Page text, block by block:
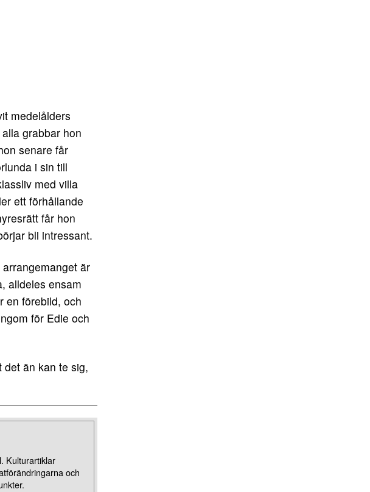
medelålders
grabbar hon
senare får
i sin till
med villa
ett förhållande
får hon
bli intressant.
är
alldeles ensam
en förebild, och
för Edie och
än kan te sig,
Kulturartiklar
och